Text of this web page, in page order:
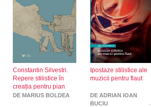
Constantin Silvestri.
Repere stilistice în
creația pentru pian
DE MARIUS BOLDEA
Ipostaze stilistice ale
muzicii pentru flaut
DE ADRIAN IOAN
BUCIU